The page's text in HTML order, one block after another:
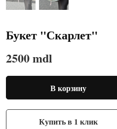
Букет "Скарлет"
2500 mdl
В корзину
Купить в 1 клик